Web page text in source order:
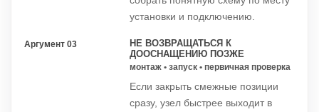
установки и подключению.
Аргумент 03
НЕ ВОЗВРАЩАТЬСЯ К
ДООСНАЩЕНИЮ ПОЗЖЕ
монтаж • запуск • первичная проверка
Если закрыть смежные позиции
сразу, узел быстрее выходит в